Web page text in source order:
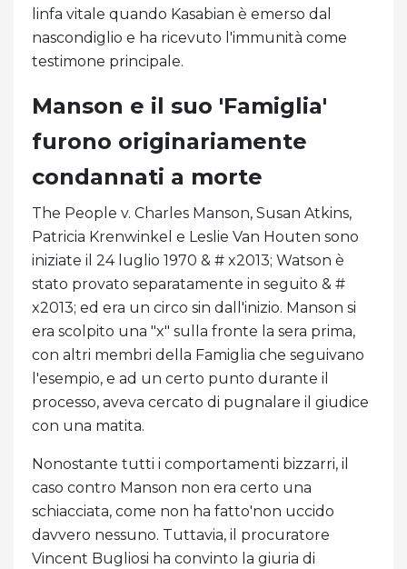
linfa vitale quando Kasabian è emerso dal
nascondiglio e ha ricevuto l'immunità come
testimone principale.
Manson e il suo 'Famiglia'
furono originariamente
condannati a morte
The People v. Charles Manson, Susan Atkins,
Patricia Krenwinkel e Leslie Van Houten sono
iniziate il 24 luglio 1970 & # x2013; Watson è
stato provato separatamente in seguito & #
x2013; ed era un circo sin dall'inizio. Manson si
era scolpito una "x" sulla fronte la sera prima,
con altri membri della Famiglia che seguivano
l'esempio, e ad un certo punto durante il
processo, aveva cercato di pugnalare il giudice
con una matita.
Nonostante tutti i comportamenti bizzarri, il
caso contro Manson non era certo una
schiacciata, come non ha fatto'non uccido
davvero nessuno. Tuttavia, il procuratore
Vincent Bugliosi ha convinto la giuria di